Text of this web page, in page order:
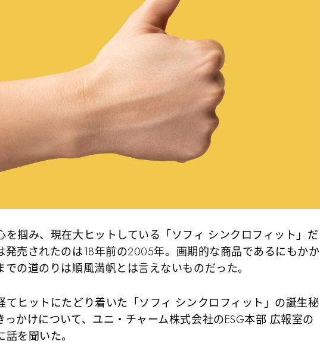
掴み、現在大ヒットしている「ソフィ シンクロフィット」だ
発売されたのは18年前の2005年。画期的な商品であるにもかか
での道のりは順風満帆とは言えないものだった。
ヒットにたどり着いた「ソフィ シンクロフィット」の誕生秘
っかけについて、ユニ・チャーム株式会社のESG本部 広報室の
を聞いた。